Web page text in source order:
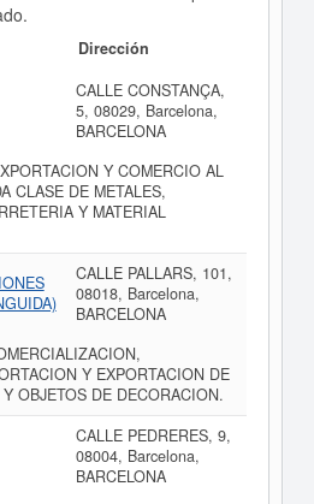
Dirección
CALLE CONSTANÇA,
5, 08029, Barcelona,
BARCELONA
Y COMERCIO AL
CLASE DE METALES,
Y MATERIAL
CALLE PALLARS, 101,
08018, Barcelona,
BARCELONA
Y EXPORTACION DE
OBJETOS DE DECORACION.
CALLE PEDRERES, 9,
08004, Barcelona,
BARCELONA